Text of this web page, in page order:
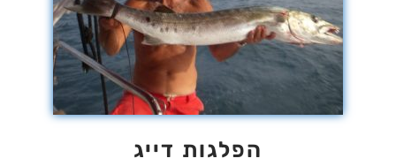
הפלגות דייג